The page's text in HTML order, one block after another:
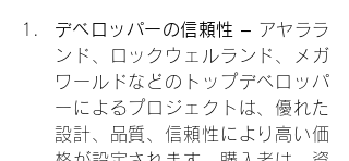
デベロッパーの信頼性 – アヤララ
ンド、ロックウェルランド、メガ
ワールドなどのトップデベロッパ
ーによるプロジェクトは、優れた
設計、品質、信頼性により高い価